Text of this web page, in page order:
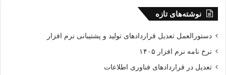
نوشته‌های تازه
دستورالعمل تعدیل قراردادهای تولید و پشتیبانی نرم‌ افزار
نرخ نامه نرم افزار ۱۴۰۵
تعدیل در قراردادهای فناوری اطلاعات